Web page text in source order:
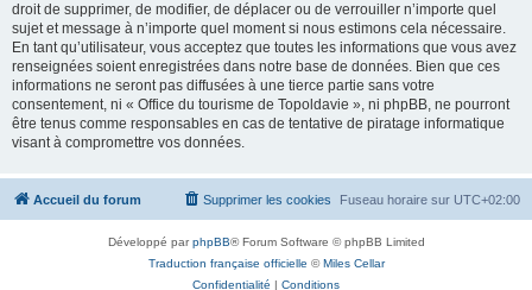
droit de supprimer, de modifier, de déplacer ou de verrouiller n’importe quel
sujet et message à n’importe quel moment si nous estimons cela nécessaire.
En tant qu’utilisateur, vous acceptez que toutes les informations que vous avez
renseignées soient enregistrées dans notre base de données. Bien que ces
informations ne seront pas diffusées à une tierce partie sans votre
consentement, ni « Office du tourisme de Topoldavie », ni phpBB, ne pourront
être tenus comme responsables en cas de tentative de piratage informatique
visant à compromettre vos données.
Accueil du forum Fuseau horaire sur UTC+02:00
Supprimer les cookies
Développé parphpBB® Forum Software © phpBB Limited
Traduction française officielle ©Miles Cellar
Confidentialité | Conditions